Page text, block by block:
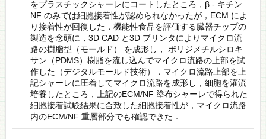
をプラスチックシャーレにコートしたところ，β - キチン
NF のみでは細胞接着性が認められなかったが，ECM によ
り接着性が回復した．機能性食品を評価する臓器チップの
製造を念頭に，3D CAD と3D プリンタによりマイクロ流
路の樹脂型（モールド） を成形し， ポリジメチルシロキ
サン（PDMS）樹脂を流し込んでマイクロ流路の上部を試
作した（デジタルモールド技術）．マイクロ流路上部を上
記シャーレに圧着してマイクロ流路を成形し，細胞を灌流
培養したところ，上記のECM/NF 塗布シャーレで得られた
細胞接着試験結果に合致した細胞接着性が，マイクロ流路
内のECM/NF 重層部分でも確認できた．